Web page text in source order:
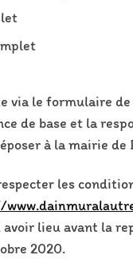
via le formulaire
de base et la
à la mairie de
les
avoir lieu avant la
2020.